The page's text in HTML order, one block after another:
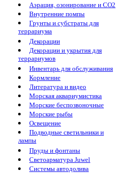
Аэрация, озонирование и CO2
Внутренние помпы
Грунты и субстраты для
террариума
Декорации
Декорации и укрытия для
террариумов
Инвентарь для обслуживания
Кормление
Литература и видео
Морская аквариумистика
Морские беспозвоночные
Морские рыбы
Освещение
Подводные светильники и
лампы
Пруды и фонтаны
Светоарматура Juwel
Системы автодолива